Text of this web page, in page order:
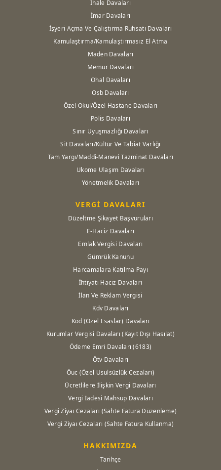
İhale Davaları
İmar Davaları
İşyeri Açma Ve Çalıştırma Ruhsatı Davaları
Kamulaştırma/Kamulaştırmasız El Atma
Maden Davaları
Memur Davaları
Ohal Davaları
Osb Davaları
Özel Okul/Özel Hastane Davaları
Polis Davaları
Sınır Uyuşmazlığı Davaları
Sit Davaları/Kültür Ve Tabiat Varlığı
Tam Yargı/Maddi-Manevi Tazminat Davaları
Ukome Ulaşım Davaları
Yönetmelik Davaları
VERGİ DAVALARI
Düzeltme Şikayet Başvuruları
E-Haciz Davaları
Emlak Vergisi Davaları
Gümrük Kanunu
Harcamalara Katılma Payı
İhtiyati Haciz Davaları
İlan Ve Reklam Vergisi
Kdv Davaları
Kod (Özel Esaslar) Davaları
Kurumlar Vergisi Davaları (Kayıt Dışı Hasılat)
Ödeme Emri Davaları (6183)
Ötv Davaları
Öuc (Özel Usulsüzlük Cezaları)
Ücretlilere İlişkin Vergi Davaları
Vergi İadesi Mahsup Davaları
Vergi Ziyaı Cezaları (Sahte Fatura Düzenleme)
Vergi Ziyaı Cezaları (Sahte Fatura Kullanma)
HAKKIMIZDA
Tarihçe